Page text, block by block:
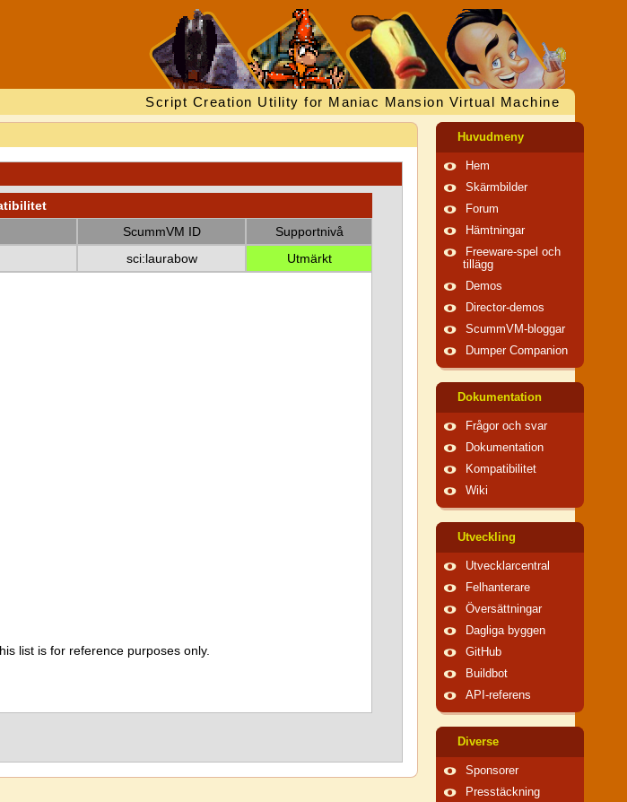
Script Creation Utility for Maniac Mansion Virtual Machine
ScummVM ID
Supportnivå
sci:laurabow Utmärkt
list is for reference purposes only.
Huvudmeny
Hem
Skärmbilder
Forum
Hämtningar
Freeware-spel och
tillägg
Demos
Director-demos
ScummVM-bloggar
Dumper Companion
Dokumentation
Frågor och svar
Dokumentation
Kompatibilitet
Wiki
Utveckling
Utvecklarcentral
Felhanterare
Översättningar
Dagliga byggen
GitHub
Buildbot
API-referens
Diverse
Sponsorer
Presstäckning